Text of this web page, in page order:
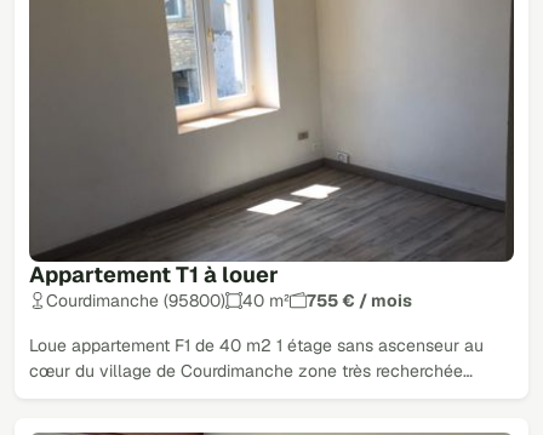
Appartement T1 à louer
Courdimanche (95800) 40 m² 755 € / mois
Loue appartement F1 de 40 m2 1 étage sans ascenseur au
cœur du village de Courdimanche zone très recherchée…